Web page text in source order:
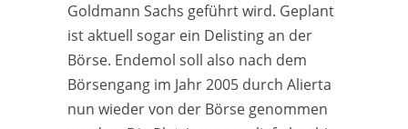
Goldmann Sachs geführt wird. Geplant
ist aktuell sogar ein Delisting an der
Börse. Endemol soll also nach dem
Börsengang im Jahr 2005 durch Alierta
nun wieder von der Börse genommen